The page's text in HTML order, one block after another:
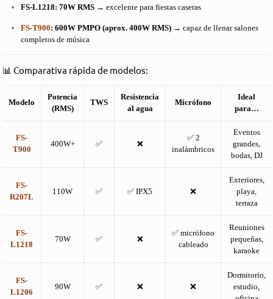
FS-L1218: 70W RMS → excelente para fiestas caseras
FS-T900: 600W PMPO (aprox. 400W RMS) → capaz de llenar salones
completos de música
📊 Comparativa rápida de modelos:
Modelo
Potencia
(RMS)
TWS
Resistencia
al agua
Micrófono
Ideal
para…
FS-
T900
400W+ ✅ ❌
✅ 2
inalámbricos
Eventos
grandes,
bodas, DJ
FS-
R207L
110W ✅ ✅ IPX5 ❌
Exteriores,
playa,
terraza
FS-
L1218
70W ✅ ❌
✅ micrófono
cableado
Reuniones
pequeñas,
karaoke
FS-
L1206
90W ✅ ❌ ❌
Dormitorio,
estudio,